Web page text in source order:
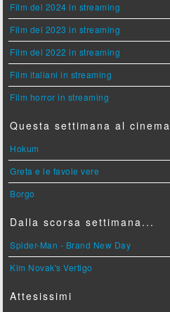
Film del 2024 in streaming
Film del 2023 in streaming
Film del 2022 in streaming
Film italiani in streaming
Film horror in streaming
Questa settimana al cinema
Hokum
Greta e le favole vere
Borgo
Dalla scorsa settimana...
Spider-Man - Brand New Day
Kim Novak's Vertigo
Attesissimi